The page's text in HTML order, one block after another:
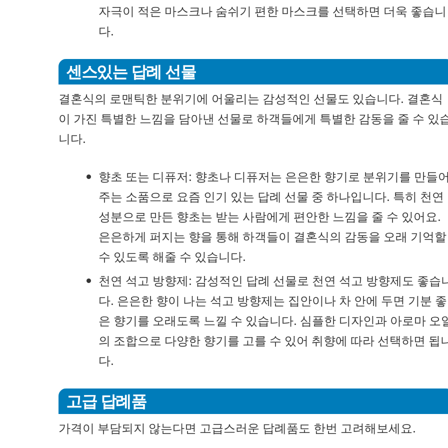
자극이 적은 마스크나 숨쉬기 편한 마스크를 선택하면 더욱 좋습니
다.
센스있는 답례 선물
결혼식의 로맨틱한 분위기에 어울리는 감성적인 선물도 있습니다. 결혼식
이 가진 특별한 느낌을 담아낸 선물로 하객들에게 특별한 감동을 줄 수 있
니다.
향초 또는 디퓨저: 향초나 디퓨저는 은은한 향기로 분위기를 만들
주는 소품으로 요즘 인기 있는 답례 선물 중 하나입니다. 특히 천연
성분으로 만든 향초는 받는 사람에게 편안한 느낌을 줄 수 있어요.
은은하게 퍼지는 향을 통해 하객들이 결혼식의 감동을 오래 기억할
수 있도록 해줄 수 있습니다.
천연 석고 방향제: 감성적인 답례 선물로 천연 석고 방향제도 좋습
다. 은은한 향이 나는 석고 방향제는 집안이나 차 안에 두면 기분 좋
은 향기를 오래도록 느낄 수 있습니다. 심플한 디자인과 아로마 오
의 조합으로 다양한 향기를 고를 수 있어 취향에 따라 선택하면 됩
다.
고급 답례품
가격이 부담되지 않는다면 고급스러운 답례품도 한번 고려해보세요.